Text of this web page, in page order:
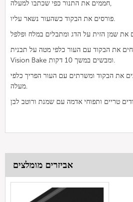
חממים את התנור כפי שכתבו למעלה,
פורסים את הבקוד כשהעור נשאר עליו.
את הבקוד עם העור כלפי מטה על תבנית
Vision Bake ומבשים במשך 10 דקות.
את הבקוד ומשרתים עם העור הפריך כלפי
מעלה.
אביזרים מומלצים